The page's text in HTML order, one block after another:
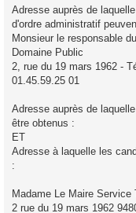
Adresse auprès de
d'ordre administratif
Monsieur le responsable
Domaine Public
2, rue du 19 mars 1962 -
01.45.59.25 01
Adresse auprès de
être obtenus :
ET
Adresse à laquelle les
:
Madame Le Maire
2 rue du 19 mars 1962